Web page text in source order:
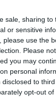
sale, sharing to
or sensitive
please use the
Please
you may
personal
to
opt-out